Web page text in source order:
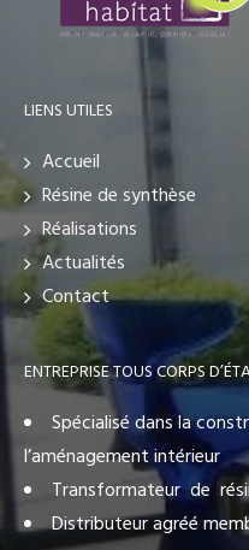
LIENS UTILES
Accueil
Résine de synthèse
Réalisations
Actualités
Contact
ENTREPRISE TOUS CORPS
Spécialisé dans la
l’aménagement intérieur
Transformateur de
Distributeur agréé